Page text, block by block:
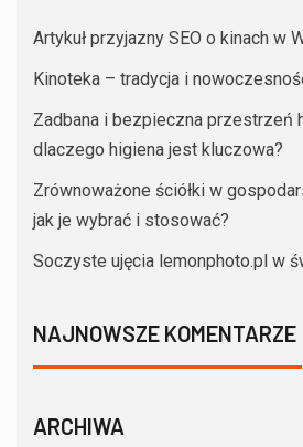
Artykuł przyjazny SEO o kinach w
Kinoteka – tradycja i
Zadbana i bezpieczna przestrzeń
dlaczego higiena jest kluczowa?
Zrównoważone ściółki w
jak je wybrać i stosować?
Soczyste ujęcia lemonphoto.pl w
NAJNOWSZE KOMENTARZE
ARCHIWA